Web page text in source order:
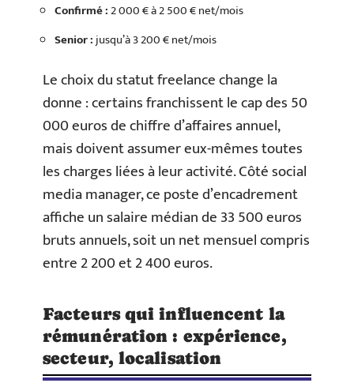
Confirmé :2 000 € à 2 500 € net/mois
Senior :jusqu’à 3 200 € net/mois
Le choix du statut freelance change la
donne : certains franchissent le cap des 50
000 euros de chiffre d’affaires annuel,
mais doivent assumer eux-mêmes toutes
les charges liées à leur activité. Côté social
media manager, ce poste d’encadrement
affiche un salaire médian de 33 500 euros
bruts annuels, soit un net mensuel compris
entre 2 200 et 2 400 euros.
Facteurs qui influencent la
rémunération : expérience,
secteur, localisation